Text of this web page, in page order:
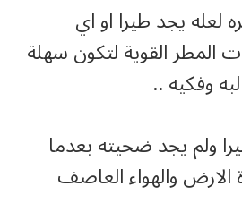
يجد طيرا او اي
المطر القوية لتكون سهلة
وفكيه ..
ولم يجد ضحيته بعدما
الارض والهواء العاصف